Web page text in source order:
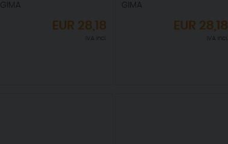
GIMA
EUR 28,18
IVA incl.
GIMA
EUR 28,18
IVA incl.